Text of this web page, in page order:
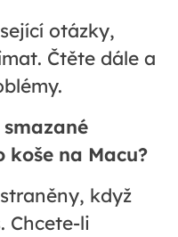
otázky,
Čtěte dále a
na Macu?
když
Chcete-li